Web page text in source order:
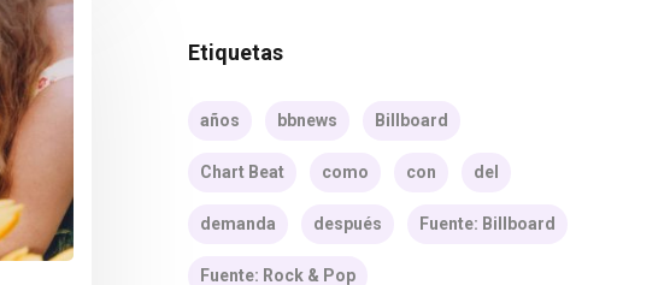
Etiquetas
años bbnews Billboard
Chart Beat como con del
demanda después Fuente: Billboard
Fuente: Rock & Pop